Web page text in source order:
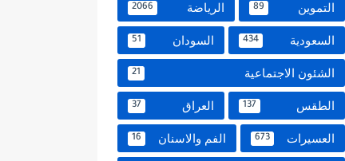
التموين 89 الرياضة 2066
السعودية 434 السودان 51
الشئون الاجتماعية 21
الطقس 137 العراق 37
العسيرات 673 الفم والاسنان 16